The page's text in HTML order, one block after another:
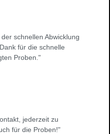
schnellen Abwicklung
für die schnelle
Proben."
jederzeit zu
für die Proben!"